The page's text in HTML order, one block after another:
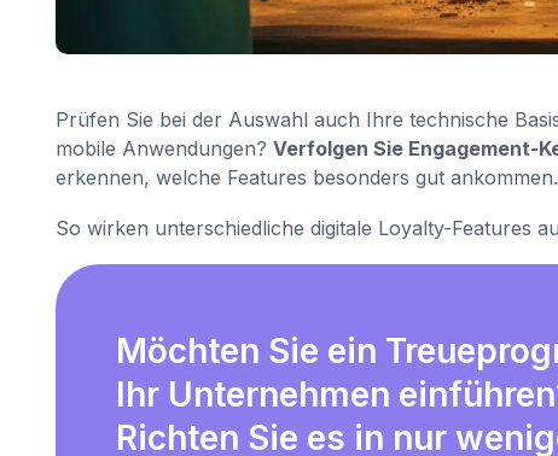
Prüfen Sie bei der Auswahl auch Ihre technische
mobile Anwendungen? Verfolgen Sie Engagement-
erkennen, welche Features besonders gut ankommen.
So wirken unterschiedliche digitale Loyalty-Features
Möchten Sie ein
Ihr Unternehmen
Richten Sie es in nur